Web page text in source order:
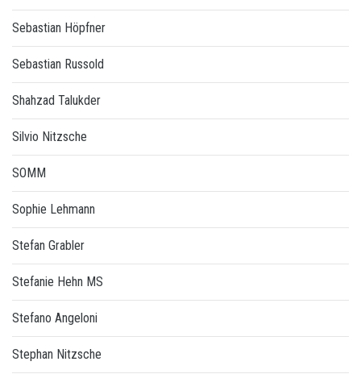
Sebastian Höpfner
Sebastian Russold
Shahzad Talukder
Silvio Nitzsche
SOMM
Sophie Lehmann
Stefan Grabler
Stefanie Hehn MS
Stefano Angeloni
Stephan Nitzsche